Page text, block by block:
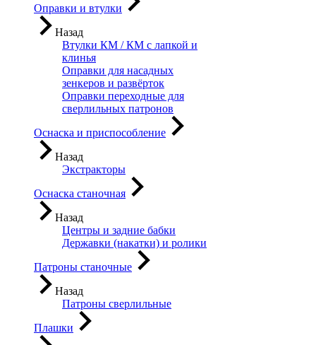
Оправки и втулки
Назад
Втулки КМ / КМ с лапкой и
клинья
Оправки для насадных
зенкеров и развёрток
Оправки переходные для
сверлильных патронов
Оснаска и приспособление
Назад
Экстракторы
Оснаска станочная
Назад
Центры и задние бабки
Державки (накатки) и ролики
Патроны станочные
Назад
Патроны сверлильные
Плашки